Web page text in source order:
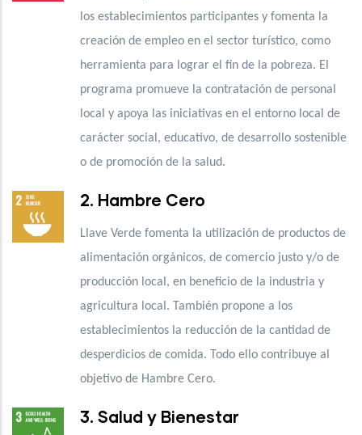
los establecimientos participantes y fomenta la
creación de empleo en el sector turístico, como
herramienta para lograr el fin de la pobreza. El
programa promueve la contratación de personal
local y apoya las iniciativas en el entorno local de
carácter social, educativo, de desarrollo sostenible
o de promoción de la salud.
2. Hambre Cero
Llave Verde fomenta la utilización de productos de
alimentación orgánicos, de comercio justo y/o de
producción local, en beneficio de la industria y
agricultura local. También propone a los
establecimientos la reducción de la cantidad de
desperdicios de comida. Todo ello contribuye al
objetivo de Hambre Cero.
3. Salud y Bienestar